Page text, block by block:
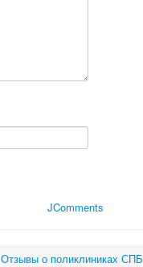
JComments
Отзывы о поликлиниках СПБ